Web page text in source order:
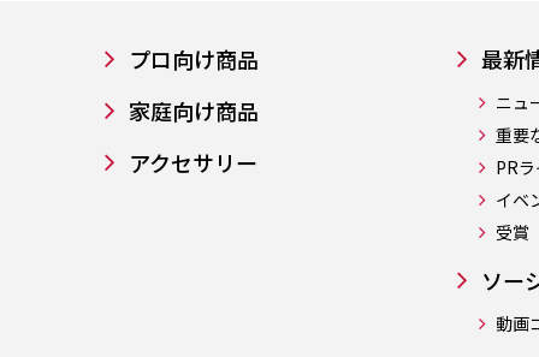
プロ向け商品
家庭向け商品
アクセサリー
最新
ニュ
重要
PR
イベ
受賞
ソー
動画